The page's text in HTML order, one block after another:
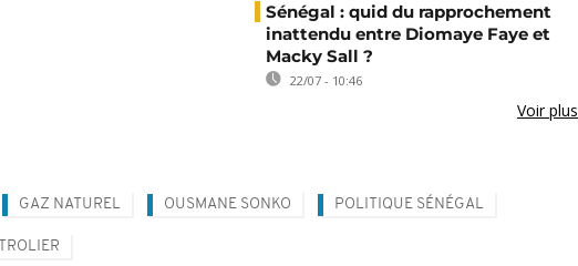
Sénégal : quid du rapprochement
inattendu entre Diomaye Faye et
Macky Sall ?
22/07 - 10:46
Voir plus
GAZ NATUREL OUSMANE SONKO POLITIQUE SÉNÉGAL